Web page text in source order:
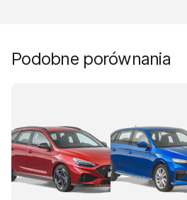
Podobne porównania